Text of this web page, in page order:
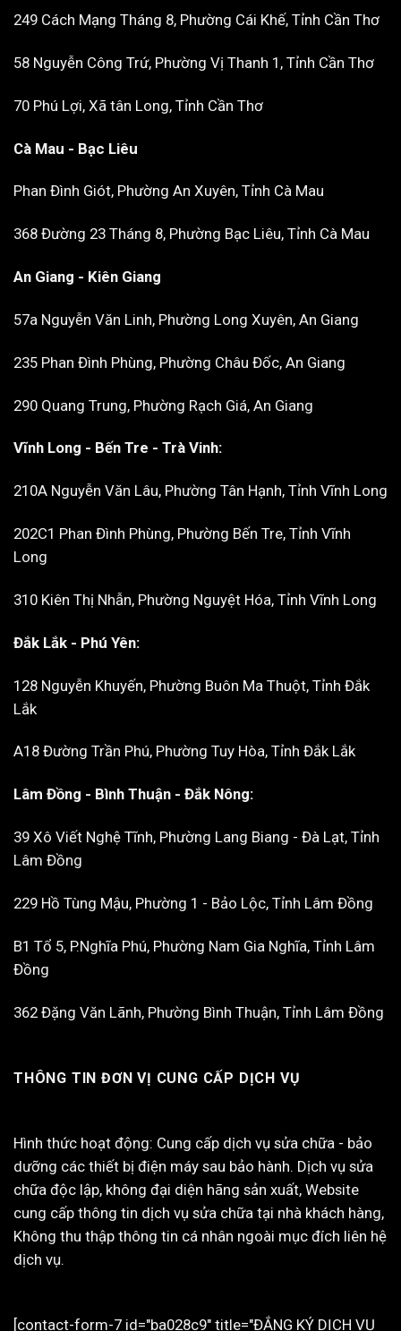
249 Cách Mạng Tháng 8, Phường Cái Khế, Tỉnh Cần Thơ
58 Nguyễn Công Trứ, Phường Vị Thanh 1, Tỉnh Cần Thơ
70 Phú Lợi, Xã tân Long, Tỉnh Cần Thơ
Cà Mau - Bạc Liêu
Phan Đình Giót, Phường An Xuyên, Tỉnh Cà Mau
368 Đường 23 Tháng 8, Phường Bạc Liêu, Tỉnh Cà Mau
An Giang - Kiên Giang
57a Nguyễn Văn Linh, Phường Long Xuyên, An Giang
235 Phan Đình Phùng, Phường Châu Đốc, An Giang
290 Quang Trung, Phường Rạch Giá, An Giang
Vĩnh Long - Bến Tre - Trà Vinh:
210A Nguyễn Văn Lâu, Phường Tân Hạnh, Tỉnh Vĩnh Long
202C1 Phan Đình Phùng, Phường Bến Tre, Tỉnh Vĩnh
Long
310 Kiên Thị Nhẫn, Phường Nguyệt Hóa, Tỉnh Vĩnh Long
Đắk Lắk - Phú Yên:
128 Nguyễn Khuyến, Phường Buôn Ma Thuột, Tỉnh Đắk
Lắk
A18 Đường Trần Phú, Phường Tuy Hòa, Tỉnh Đắk Lắk
Lâm Đồng - Bình Thuận - Đắk Nông:
39 Xô Viết Nghệ Tĩnh, Phường Lang Biang - Đà Lạt, Tỉnh
Lâm Đồng
229 Hồ Tùng Mậu, Phường 1 - Bảo Lộc, Tỉnh Lâm Đồng
B1 Tổ 5, P.Nghĩa Phú, Phường Nam Gia Nghĩa, Tỉnh Lâm
Đồng
362 Đặng Văn Lãnh, Phường Bình Thuận, Tỉnh Lâm Đồng
THÔNG TIN ĐƠN VỊ CUNG CẤP DỊCH VỤ
Hình thức hoạt động: Cung cấp dịch vụ sửa chữa - bảo
dưỡng các thiết bị điện máy sau bảo hành. Dịch vụ sửa
chữa độc lập, không đại diện hãng sản xuất, Website
cung cấp thông tin dịch vụ sửa chữa tại nhà khách hàng,
Không thu thập thông tin cá nhân ngoài mục đích liên hệ
dịch vụ.
[contact-form-7 id="ba028c9" title="ĐẮNG KÝ DỊCH VỤ